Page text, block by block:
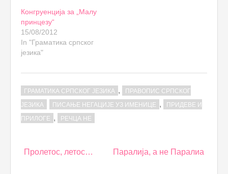
Конгруенција за „Малу
принцезу“
15/08/2012
In "Граматика српског
језика"
ГРАМАТИКА СРПСКОГ ЈЕЗИКА ,
ПРАВОПИС СРПСКОГ
ЈЕЗИКА
ПИСАЊЕ НЕГАЦИЈЕ УЗ ИМЕНИЦЕ ,
ПРИДЕВЕ И
ПРИЛОГЕ , РЕЧЦА НЕ
Post
Пролетос, летос… Паралија, а не Паралиа